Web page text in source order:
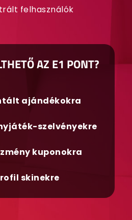
felhasználók
AZ E1 PONT?
ajándékokra
szelvényekre
kuponokra
skinekre